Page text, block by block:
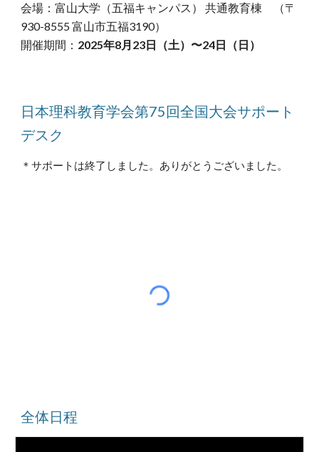
会場：富山大学（五福キャンパス） 共通教育棟 （〒
930-8555 富山市五福3190）
開催期間： 2025年8月 23日（土）〜24日（日）
日本理科教育学会第75回全国大会サポート
デスク
＊サポートは終了しました。ありがとうございました。
全体日程